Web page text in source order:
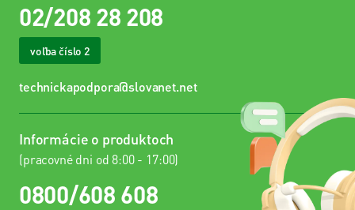
02/208 28 208
voľba číslo 2
technickapodpora@slovanet.net
Informácie o produktoch
(pracovné dni od 8:00 - 17:00)
0800/608 608